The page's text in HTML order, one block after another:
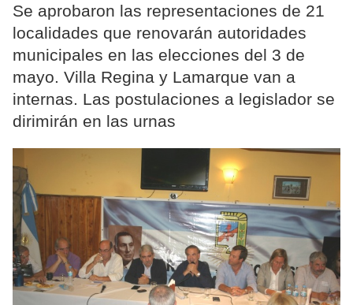
Se aprobaron las representaciones de 21
localidades que renovarán autoridades
municipales en las elecciones del 3 de
mayo. Villa Regina y Lamarque van a
internas. Las postulaciones a legislador se
dirimirán en las urnas